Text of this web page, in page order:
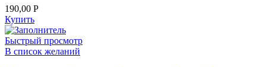
190,00 Р
Купить
Быстрый просмотр
В список желаний